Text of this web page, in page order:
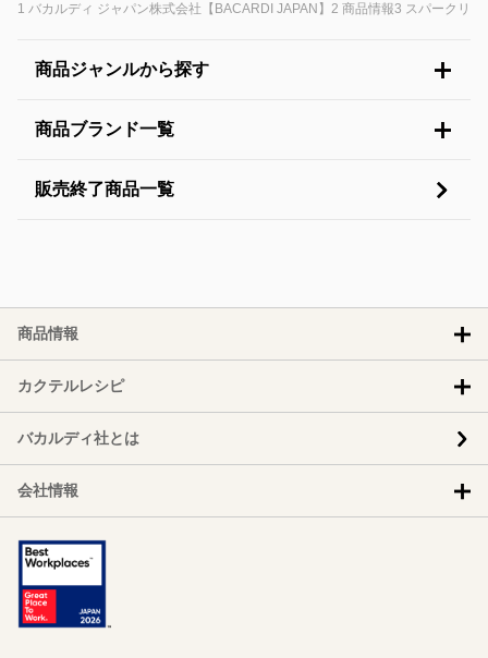
バカルディ ジャパン株式会社【BACARDI JAPAN】 商品情報 スパークリン
商品ジャンルから探す
商品ブランド一覧
販売終了商品一覧
商品情報
カクテルレシピ
バカルディ社とは
会社情報